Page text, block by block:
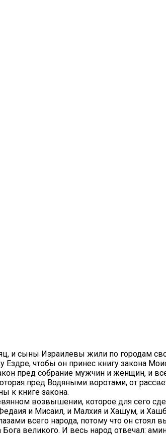
и сыны Израилевы жили по городам
Ездре, чтобы он принес книгу закона
пред собрание мужчин и женщин, и
пред Водяными воротами, от
к книге закона.
возвышении, которое для сего
и Мисаил, и Малхия и Хашум, и
всего народа, потому что он стоял
Бога великого. И весь народ отвечал: